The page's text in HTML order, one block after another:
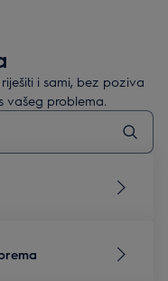
i sami, bez poziva
vašeg problema.